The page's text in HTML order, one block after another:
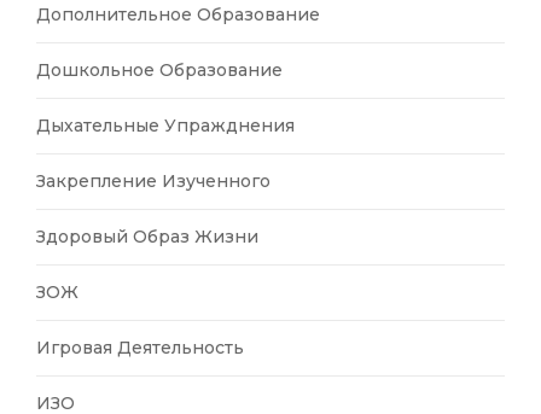
Дополнительное Образование
Дошкольное Образование
Дыхательные Упражднения
Закрепление Изученного
Здоровый Образ Жизни
ЗОЖ
Игровая Деятельность
ИЗО